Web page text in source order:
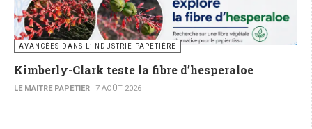
AVANCÉES DANS L’INDUSTRIE PAPETIÈRE
Kimberly-Clark teste la fibre d’hesperaloe
LE MAITRE PAPETIER 7 AOÛT 2026